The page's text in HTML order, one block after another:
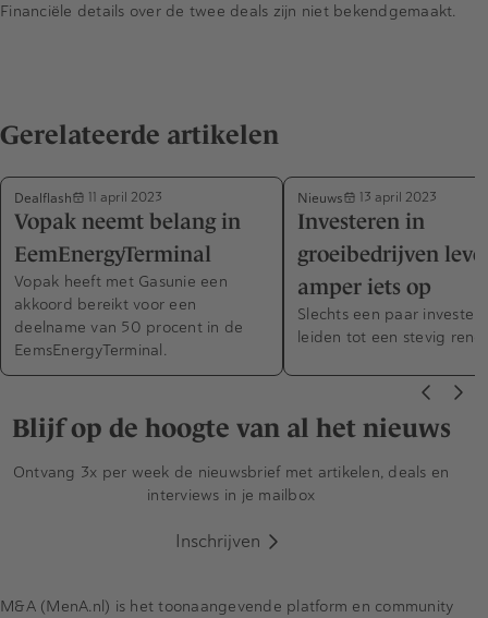
Financiële details over de twee deals zijn niet bekendgemaakt.
Gerelateerde artikelen
Dealflash 11 april 2023
Vopak neemt belang in
EemEnergyTerminal
Vopak heeft met Gasunie een
akkoord bereikt voor een
deelname van 50 procent in de
EemsEnergyTerminal.
Nieuws 13 april 2023
Investeren in
groeibedrijven
amper iets op
Slechts een paar
leiden tot een stevig
Blijf op de hoogte van al het nieuws
Ontvang 3x per week de nieuwsbrief met artikelen, deals en
interviews in je mailbox
Inschrijven
M&A (MenA.nl) is het toonaangevende platform en community